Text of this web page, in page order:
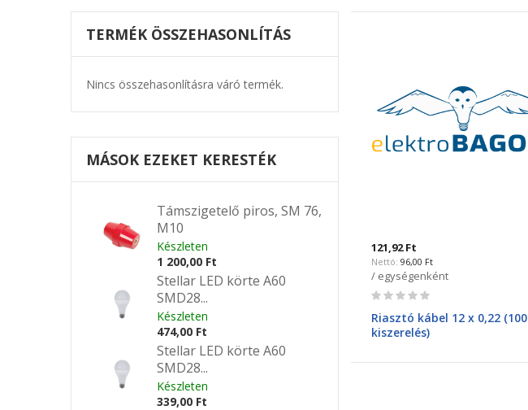
121,92 Ft
96,00 Ft
/ egységenként
Rating:
Riasztó kábel 12 x 0,22
kiszerelés)
TERMÉK ÖSSZEHASONLÍTÁS
Nincs összehasonlításra váró termék.
MÁSOK EZEKET KERESTÉK
Támszigetelő piros, SM 76,
M10
Készleten
1 200,00 Ft
Stellar LED körte A60
SMD28...
Készleten
474,00 Ft
Stellar LED körte A60
SMD28...
Készleten
339,00 Ft